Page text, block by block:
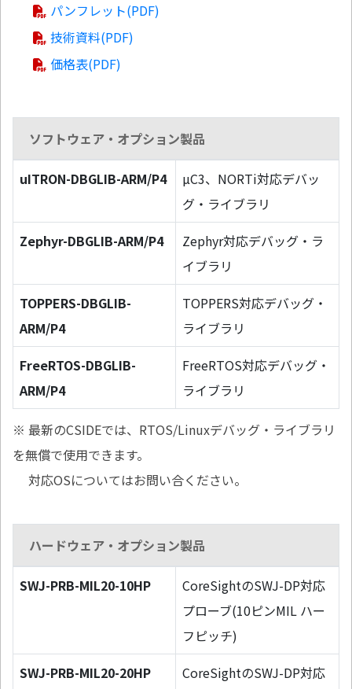
パンフレット(PDF)
技術資料(PDF)
価格表(PDF)
ソフトウェア・オプション製品
uITRON-DBGLIB-ARM/P4
µC3、NORTi対応デバッ
グ・ライブラリ
Zephyr-DBGLIB-ARM/P4
Zephyr対応デバッグ・ラ
イブラリ
TOPPERS-DBGLIB-
ARM/P4
TOPPERS対応デバッグ・
ライブラリ
FreeRTOS-DBGLIB-
ARM/P4
FreeRTOS対応デバッグ・
ライブラリ
※ 最新のCSIDEでは、RTOS/Linuxデバッグ・ライブラリ
を無償で使用できます。
対応OSについてはお問い合ください。
ハードウェア・オプション製品
SWJ-PRB-MIL20-10HP
CoreSightのSWJ-DP対応
プローブ(10ピンMIL ハー
フピッチ)
SWJ-PRB-MIL20-20HP
CoreSightのSWJ-DP対応